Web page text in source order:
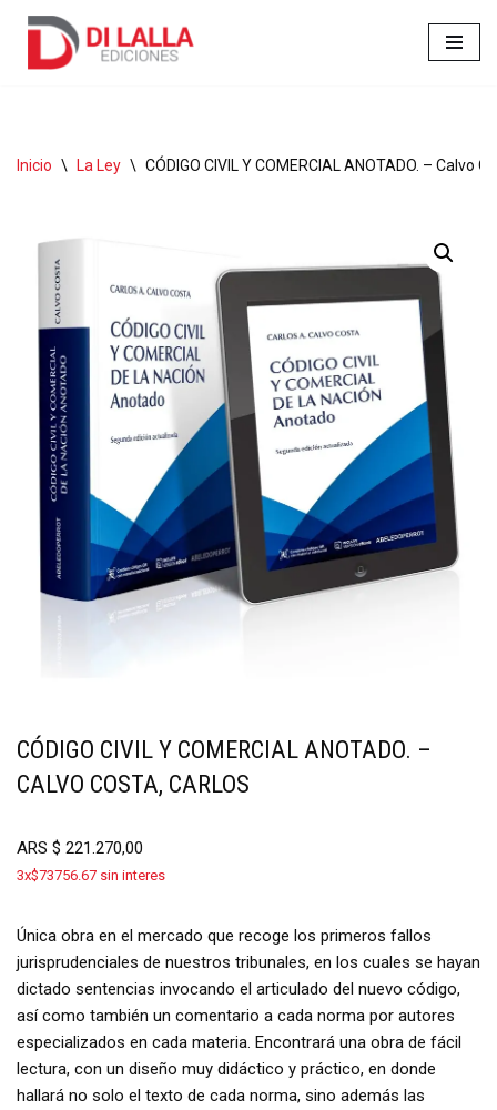
Inicio \ La Ley \ CÓDIGO CIVIL Y COMERCIAL ANOTADO. – Calvo
CÓDIGO CIVIL Y COMERCIAL ANOTADO. –
CALVO COSTA, CARLOS
ARS $ 221.270,00
3x$73756.67 sin interes
Única obra en el mercado que recoge los primeros fallos
jurisprudenciales de nuestros tribunales, en los cuales se hayan
dictado sentencias invocando el articulado del nuevo código,
así como también un comentario a cada norma por autores
especializados en cada materia. Encontrará una obra de fácil
lectura, con un diseño muy didáctico y práctico, en donde
hallará no solo el texto de cada norma, sino además las